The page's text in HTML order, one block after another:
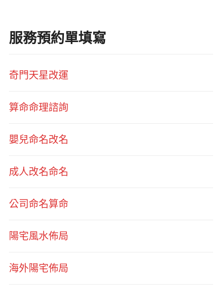
服務預約單填寫
奇門天星改運
算命命理諮詢
嬰兒命名改名
成人改名命名
公司命名算命
陽宅風水佈局
海外陽宅佈局